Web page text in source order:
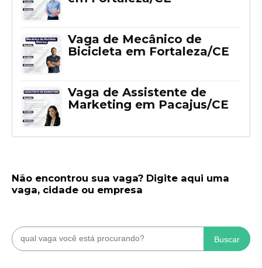
Vaga de Mecânico de
Bicicleta em Fortaleza/CE
Vaga de Assistente de
Marketing em Pacajus/CE
Não encontrou sua vaga? Digite aqui uma
vaga, cidade ou empresa
Buscar